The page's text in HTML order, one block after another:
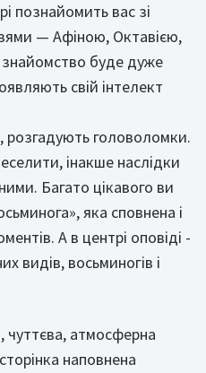
познайомить вас зі
— Афіною, Октавією,
буде дуже
свій інтелект
розгадують головоломки.
інакше наслідки
Багато цікавого ви
яка сповнена і
А в центрі оповіді -
видів, восьминогів і
чуттєва, атмосферна
наповнена